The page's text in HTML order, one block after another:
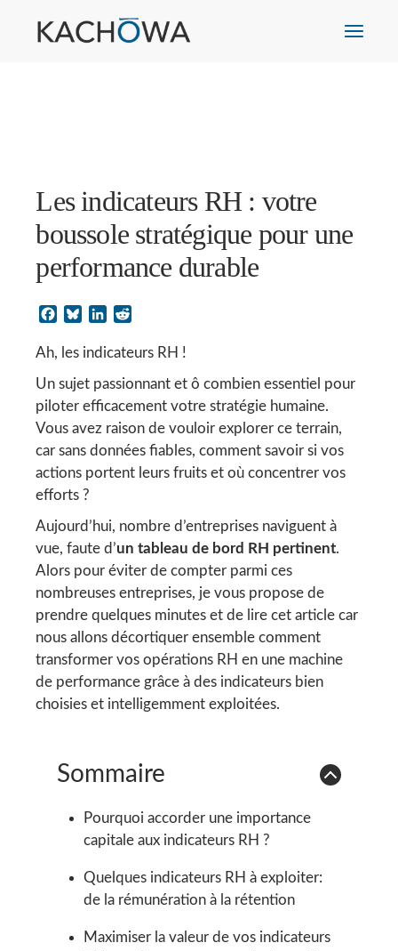
Les indicateurs RH : votre
boussole stratégique pour une
performance durable
Facebook
BlueskyLinkedIn
Ah, les indicateurs RH !
Un sujet passionnant et ô combien essentiel pour
piloter efficacement votre stratégie humaine.
Vous avez raison de vouloir explorer ce terrain,
car sans données fiables, comment savoir si vos
actions portent leurs fruits et où concentrer vos
efforts ?
Aujourd’hui, nombre d’entreprises naviguent à
vue, faute d’un tableau de bord RH pertinent.
Alors pour éviter de compter parmi ces
nombreuses entreprises, je vous propose de
prendre quelques minutes et de lire cet article car
nous allons décortiquer ensemble comment
transformer vos opérations RH en une machine
de performance grâce à des indicateurs bien
choisies et intelligemment exploitées.
Sommaire
Pourquoi accorder une importance
capitale aux indicateurs RH ?
Quelques indicateurs RH à exploiter:
de la rémunération à la rétention
Maximiser la valeur de vos indicateurs